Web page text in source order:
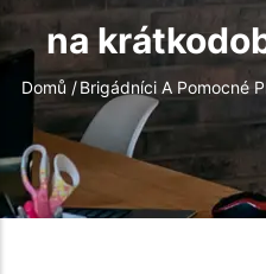
na
Drobečková
navigace
Domů /Brigádníci A Pomocné